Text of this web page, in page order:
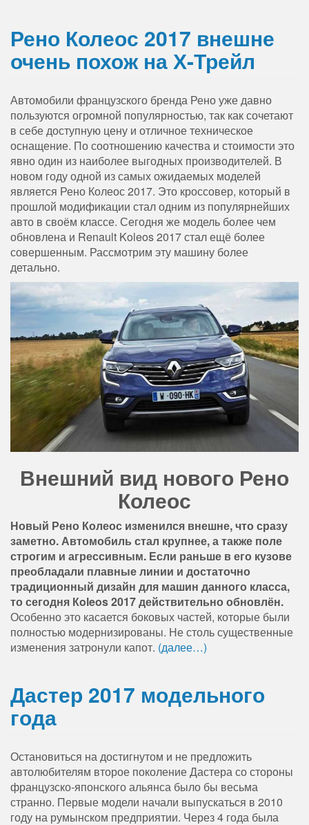
Рено Колеос 2017 внешне
очень похож на Х-Трейл
Автомобили французского бренда Рено уже давно
пользуются огромной популярностью, так как сочетают
в себе доступную цену и отличное техническое
оснащение. По соотношению качества и стоимости это
явно один из наиболее выгодных производителей. В
новом году одной из самых ожидаемых моделей
является Рено Колеос 2017. Это кроссовер, который в
прошлой модификации стал одним из популярнейших
авто в своём классе. Сегодня же модель более чем
обновлена и Renault Koleos 2017 стал ещё более
совершенным. Рассмотрим эту машину более
детально.
Внешний вид нового Рено
Колеос
Новый Рено Колеос изменился внешне, что сразу
заметно. Автомобиль стал крупнее, а также поле
строгим и агрессивным. Если раньше в его кузове
преобладали плавные линии и достаточно
традиционный дизайн для машин данного класса,
то сегодня Кoleos 2017 действительно обновлён.
Особенно это касается боковых частей, которые были
полностью модернизированы. Не столь существенные
изменения затронули капот. (далее…)
Дастер 2017 модельного
года
Остановиться на достигнутом и не предложить
автолюбителям второе поколение Дастера со стороны
французско-японского альянса было бы весьма
странно. Первые модели начали выпускаться в 2010
году на румынском предприятии. Через 4 года была